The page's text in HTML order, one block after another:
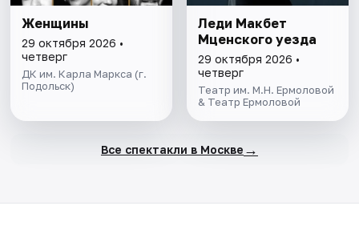
Женщины
29 октября 2026 •
четверг
ДК им. Карла Маркса (г.
Подольск)
Леди Макбет
Мценского уезда
29 октября 2026 •
четверг
Театр им. М.Н. Ермоловой
& Театр Ермоловой
Все спектакли в Москве →